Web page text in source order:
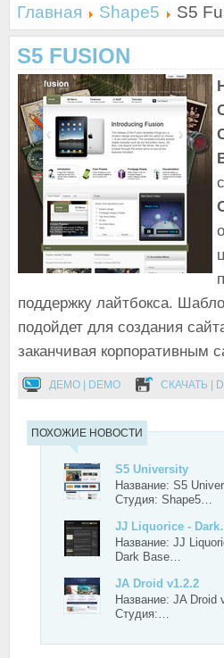
Главная Shape5 S5
S5 FUSION
поддержку лайтбокса.
подойдет для создания
заканчивая корпоративным
ДЕМО | DEMO СКАЧАТЬ |
ПОХОЖИЕ НОВОСТИ
S5 University
Название: S5
Студия: Shape5…
JJ Liquorice -
Название: JJ
Dark Base…
JA Droid v1.2.2
Название: JA Droid
Студия:…